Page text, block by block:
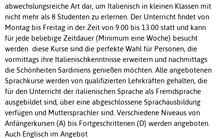
abwechslungsreiche Art dar, um Italienisch in kleinen Klassen mit
nicht mehr als 8 Studenten zu erlernen. Der Unterricht findet von
Montag bis Freitag in der Zeit von 9.00 bis 13.00 statt und kann
für jede beliebige Zeitdauer (Minimum eine Woche) besucht
werden  diese Kurse sind die perfekte Wahl für Personen, die
vormittags ihre Italienischkenntnisse erweitern und nachmittags
die Schönheiten Sardiniens genießen möchten. Alle angebotenen
Sprachkurse werden von qualifizierten Lehrkräften gehalten, die
für den Unterricht der italienischen Sprache als Fremdsprache
ausgebildet sind, über eine abgeschlossene Sprachausbildung
verfügen und Muttersprachler sind. Verschiedene Niveaus von
Anfängerkursen (A) bis Fortgeschrittenen (D) werden angeboten.
Auch Englisch im Angebot